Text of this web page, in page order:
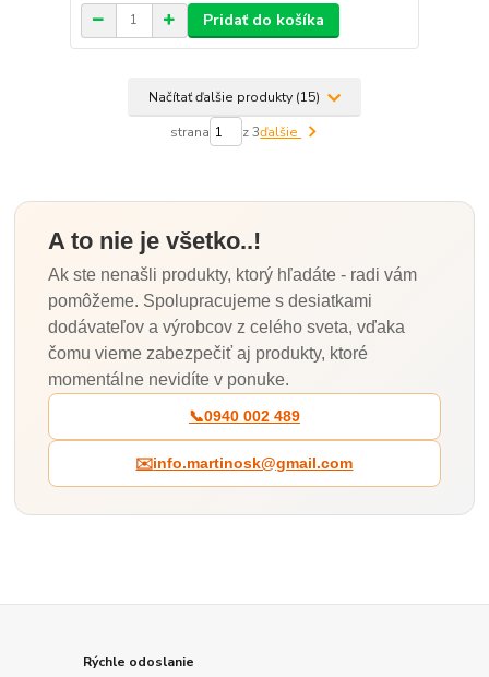
Pridať do košíka
Načítať ďalšie produkty (15)
strana z 3ďalšie
A to nie je všetko..!
Ak ste nenašli produkty, ktorý hľadáte - radi vám
pomôžeme. Spolupracujeme s desiatkami
dodávateľov a výrobcov z celého sveta, vďaka
čomu vieme zabezpečiť aj produkty, ktoré
momentálne nevidíte v ponuke.
📞0940 002 489
✉️info.martinosk@gmail.com
Rýchle odoslanie